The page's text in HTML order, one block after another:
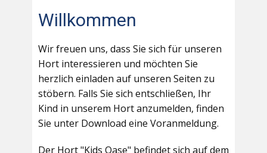
Willkommen
Wir freuen uns, dass Sie sich für unseren
Hort interessieren und möchten Sie
herzlich einladen auf unseren Seiten zu
stöbern. Falls Sie sich entschließen, Ihr
Kind in unserem Hort anzumelden, finden
Sie unter Download eine Voranmeldung.
Der Hort "Kids Oase" befindet sich auf dem